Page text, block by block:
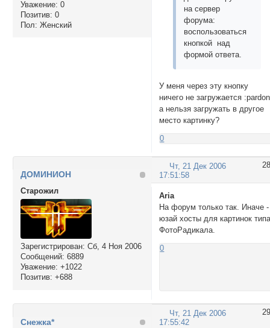
Уважение: 0
Позитив: 0
Пол: Женский
на сервер
форума:
воспользоваться
кнопкой над
формой ответа.
У меня через эту кнопку
ничего не загружается
а нельзя загружать в другое
место картинку?
0
28
Чт, 21 Дек 2006
17:51:58
ДОМИНИОН
Cтарожил
Зарегистрирован: Сб, 4 Ноя 2006
Сообщений: 6889
Уважение: +1022
Позитив: +688
Aria
На форум только так. Иначе -
юзай хосты для картинок
ФотоРадикала.
0
29
Чт, 21 Дек 2006
17:55:42
Снежка*